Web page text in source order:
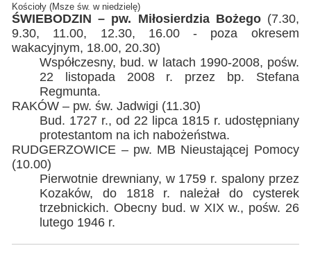
Kościoły (Msze św. w niedzielę)
ŚWIEBODZIN – pw. Miłosierdzia Bożego(7.30,
9.30, 11.00, 12.30, 16.00 - poza okresem
wakacyjnym, 18.00, 20.30)
Współczesny, bud. w latach 1990-2008, pośw.
22 listopada 2008 r. przez bp. Stefana
Regmunta.
RAKÓW – pw. św. Jadwigi (11.30)
Bud. 1727 r., od 22 lipca 1815 r. udostępniany
protestantom na ich nabożeństwa.
RUDGERZOWICE – pw. MB Nieustającej Pomocy
(10.00)
Pierwotnie drewniany, w 1759 r. spalony przez
Kozaków, do 1818 r. należał do cysterek
trzebnickich. Obecny bud. w XIX w., pośw. 26
lutego 1946 r.